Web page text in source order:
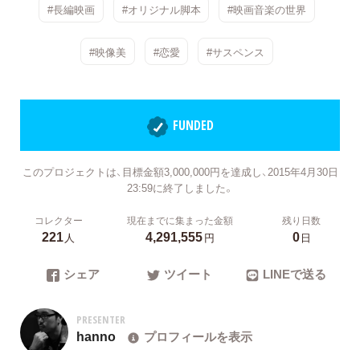
#長編映画 #オリジナル脚本 #映画音楽の世界
#映像美 #恋愛 #サスペンス
FUNDED
このプロジェクトは、目標金額3,000,000円を達成し、2015年4月30日
23:59に終了しました。
コレクター
221人
現在までに集まった金額
4,291,555円
残り日数
0日
シェア ツイート LINEで送る
PRESENTER
hanno プロフィールを表示